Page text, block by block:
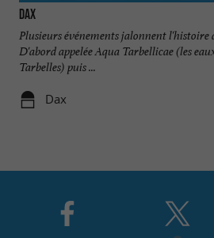
Dax
Plusieurs événements jalonnent l'histoire
D'abord appelée Aqua Tarbellicae (les
Tarbelles) puis ...
Dax